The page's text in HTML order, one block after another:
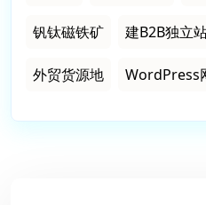
钒钛磁铁矿 建B2B独立
外贸货源地 WordPress